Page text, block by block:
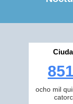
ocho mil